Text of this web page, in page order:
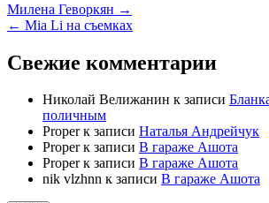
Милена Геворкян →
← Mia Li на съемках
Свежие комментарии
Николай Велижанин к записи
поличным
Properк записи Наталья Андрейчук
Properк записи В гараже Ашота
Properк записи В гараже Ашота
nik vlzhnn к записи В гараже Ашота